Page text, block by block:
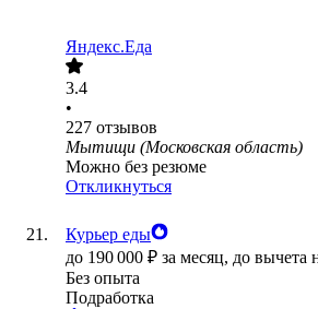
Яндекс.Еда
3.4
•
227 отзывов
Мытищи (Московская область)
Можно без резюме
Откликнуться
Курьер еды
до 190 000 ₽ за месяц, до вычета
Без опыта
Подработка